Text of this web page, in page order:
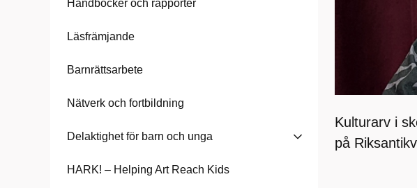
Handböcker och rapporter
Läsfrämjande
Barnrättsarbete
Nätverk och fortbildning
Delaktighet för barn och unga
HARK! – Helping Art Reach Kids
Kulturarv i
på